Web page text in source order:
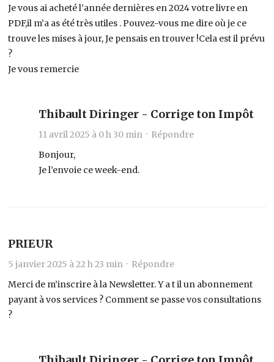
Je vous ai acheté l’année dernières en 2024 votre livre en
PDF,il m’a as été très utiles . Pouvez-vous me dire où je ce
trouve les mises à jour, Je pensais en trouver !Cela est il prévu
?
Je vous remercie
Thibault Diringer - Corrige ton Impôt
11 avril 2025 à 0 h 30 min · Répondre
Bonjour,
Je l’envoie ce week-end.
PRIEUR
5 janvier 2025 à 22 h 23 min · Répondre
Merci de m’inscrire à la Newsletter. Y a t il un abonnement
payant à vos services ? Comment se passe vos consultations
?